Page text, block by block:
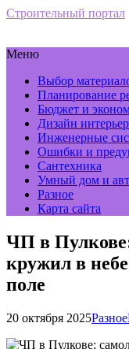
Строительный портал
Меню
Выбор
Планирование
Бюджет и
Дизайн
Инженерные
Ошибки и
Сантехника
Умный дом и
Разное
Карта сайта
ЧП в
кружил в
поле
20 октября 2025Разное